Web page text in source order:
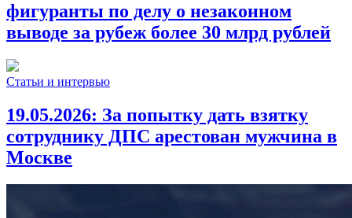
фигуранты по делу о незаконном
выводе за рубеж более 30 млрд рублей
Статьи и интервью
19.05.2026: За попытку дать взятку
сотруднику ДПС арестован мужчина в
Москве